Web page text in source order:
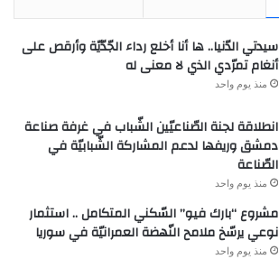
سيدتي الدّنيا.. ها أنا أخلع رداء الجّدّيّة وأرقص على
أنغام تمرّدي الذي لا معنى له
منذ يوم واحد
انطلاقة لجنة الصّناعيّين الشّباب في غرفة صناعة
دمشق وريفها لدعم المشاركة الشّبابيّة في
الصّناعة
منذ يوم واحد
مشروع “بارك فيو” السّكني المتكامل .. استثمار
نوعي يرسّخ ملامح النّهضة العمرانيّة في سوريا
منذ يوم واحد